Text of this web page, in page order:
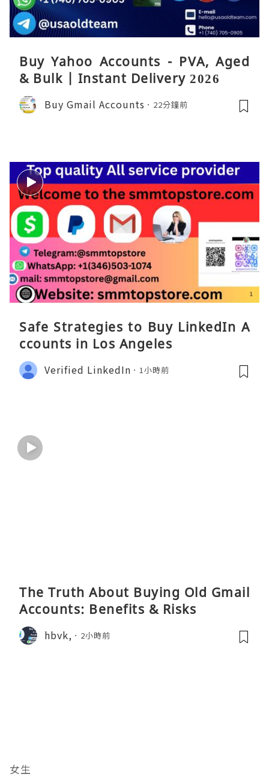
Buy Yahoo Accounts - PVA, Aged
& Bulk | Instant Delivery 2026
Buy Gmail Accounts 22分鐘前
Safe Strategies to Buy LinkedIn A
ccounts in Los Angeles
Verified LinkedIn 1小時前
The Truth About Buying Old Gmail
Accounts: Benefits & Risks
hbvk, 2小時前
女生